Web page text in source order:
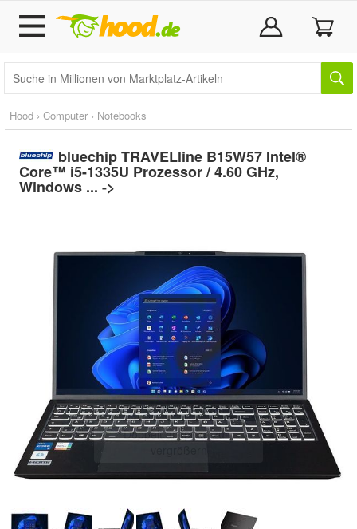
Hood › Computer › Notebooks
bluechip TRAVELline B15W57 Intel®
Core™ i5-1335U Prozessor / 4.60 GHz,
Windows ... ->
Doppelt antippen zum